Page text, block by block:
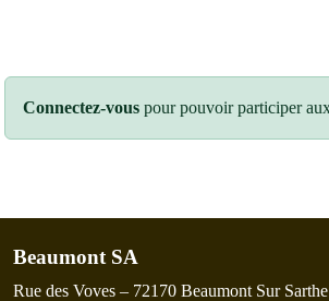
Connectez-vous pour pouvoir participer
Beaumont SA
Rue des Voves – 72170 Beaumont Sur Sarthe